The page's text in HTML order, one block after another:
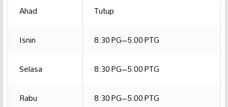
Ahad
Tutup
Isnin
8:30 PG–5:00 PTG
Selasa
8:30 PG–5:00 PTG
Rabu
8:30 PG–5:00 PTG